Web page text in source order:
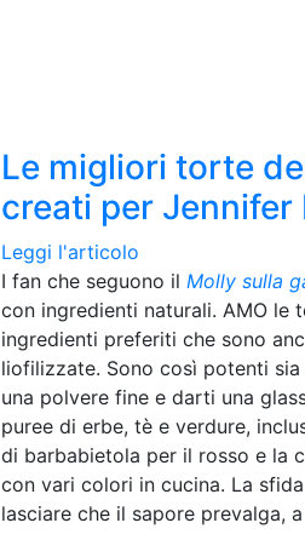
Le migliori torte
creati per Jennifer
Leggi l'articolo
I fan che seguono il Molly sulla
con ingredienti naturali. AMO le
ingredienti preferiti che sono
liofilizzate. Sono così potenti
una polvere fine e darti una
puree di erbe, tè e verdure,
di barbabietola per il rosso e la
con vari colori in cucina. La
lasciare che il sapore prevalga,